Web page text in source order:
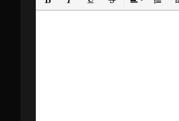
Полужирный
КурсивПодчеркнутый
Зачеркнутый